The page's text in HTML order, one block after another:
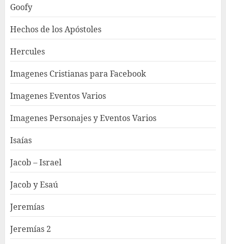
Goofy
Hechos de los Apóstoles
Hercules
Imagenes Cristianas para Facebook
Imagenes Eventos Varios
Imagenes Personajes y Eventos Varios
Isaías
Jacob – Israel
Jacob y Esaú
Jeremías
Jeremías 2